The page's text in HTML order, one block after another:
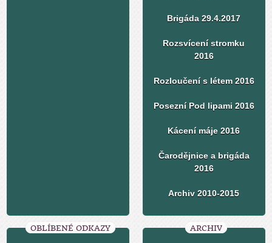
Brigáda 29.4.2017
Rozsvícení stromku
2016
Rozloučení s létem 2016
Posezní Pod lipami 2016
Kácení máje 2016
Čarodějnice a brigáda
2016
Archiv 2010-2015
OBLÍBENÉ ODKAZY ARCHIV